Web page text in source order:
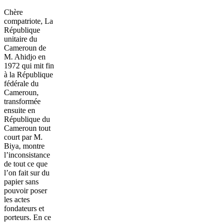
Chère
compatriote, La
République
unitaire du
Cameroun de
M. Ahidjo en
1972 qui mit fin
à la République
fédérale du
Cameroun,
transformée
ensuite en
République du
Cameroun tout
court par M.
Biya, montre
l’inconsistance
de tout ce que
l’on fait sur du
papier sans
pouvoir poser
les actes
fondateurs et
porteurs. En ce